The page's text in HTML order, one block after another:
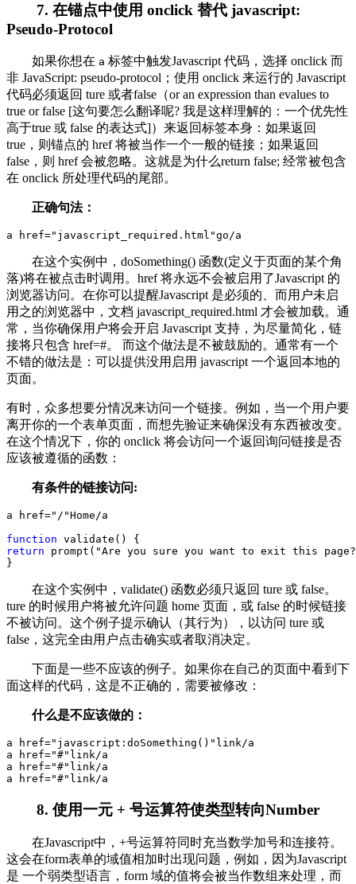
7. 在锚点中使用 onclick 替代 javascript:
Pseudo-Protocol
如果你想在 a 标签中触发Javascript 代码，选择 onclick 而
非 JavaScript: pseudo-protocol；使用 onclick 来运行的 Javascript
代码必须返回 ture 或者false（or an expression than evalues to
true or false [这句要怎么翻译呢? 我是这样理解的：一个优先性
高于true 或 false 的表达式]）来返回标签本身：如果返回
true，则锚点的 href 将被当作一个一般的链接；如果返回
false，则 href 会被忽略。这就是为什么return false; 经常被包含
在 onclick 所处理代码的尾部。
正确句法：
a href=" javascript_required.html "go /a
在这个实例中，doSomething() 函数(定义于页面的某个角
落)将在被点击时调用。href 将永远不会被启用了Javascript 的
浏览器访问。在你可以提醒Javascript 是必须的、而用户未启
用之的浏览器中，文档 javascript_required.html 才会被加载。通
常，当你确保用户将会开启 Javascript 支持，为尽量简化，链
接将只包含 href=#。 而这个做法是不被鼓励的。通常有一个
不错的做法是：可以提供没用启用 javascript 一个返回本地的
页面。
有时，众多想要分情况来访问一个链接。例如，当一个用户要
离开你的一个表单页面，而想先验证来确保没有东西被改变。
在这个情况下，你的 onclick 将会访问一个返回询问链接是否
应该被遵循的函数：
有条件的链接访问:
a href=" / "Home /a
function validate() {
return prompt( "Are you sure you want to exit this page?
}
在这个实例中，validate() 函数必须只返回 ture 或 false。
ture 的时候用户将被允许问题 home 页面，或 false 的时候链接
不被访问。这个例子提示确认（其行为），以访问 ture 或
false，这完全由用户点击确实或者取消决定。
下面是一些不应该的例子。如果你在自己的页面中看到下
面这样的代码，这是不正确的，需要被修改：
什么是不应该做的：
a href=" javascript:doSomething() " link /a
a href="#" link /a
a href="#" link /a
a href="#" link /a
8. 使用一元 + 号运算符使类型转向Number
在Javascript中，+号运算符同时充当数学加号和连接符。
这会在form表单的域值相加时出现问题，例如，因为Javascript
是 一个弱类型语言，form 域的值将会被当作数组来处理，而